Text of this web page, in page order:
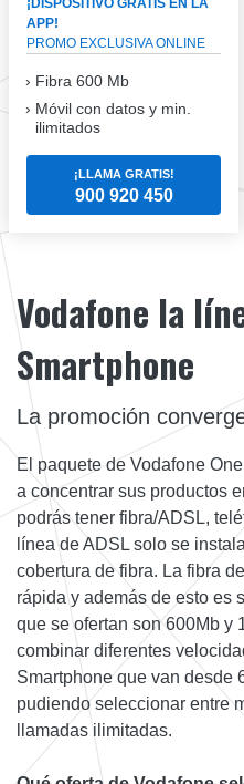
APP!
PROMO EXCLUSIVA ONLINE
Fibra 600 Mb
Móvil con datos y min.
ilimitados
¡LLAMA GRATIS!
900 920 450
Vodafone la
Smartphone
La promoción
El paquete de Vodafone
a concentrar sus productos
podrás tener fibra/ADSL,
línea de ADSL solo se
cobertura de fibra. La fibra
rápida y además de esto es
que se ofertan son 600Mb y
combinar diferentes
Smartphone que van desde
pudiendo seleccionar entre
llamadas ilimitadas.